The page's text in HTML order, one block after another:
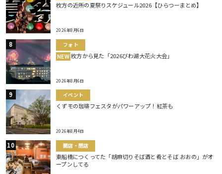
枚方の近所の夏祭りスケジュール2026【ひらつーまとめ】
2026年8月6日
フォト
NEW 枚方から見た「2026びわ湖大花火大会」
2026年8月6日
イベント
くずモの珈琲フェスタがパワーアップ！紅茶も
2026年8月4日
開店・閉店
東船橋につくってた「胡麻切りそば酒と肴とそば おおの」がオ
ープンしてる